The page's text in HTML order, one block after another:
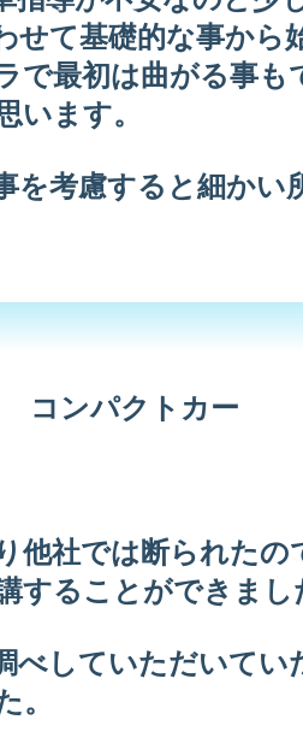
せて基礎的な事から
で最初は曲がる事
います。
を考慮すると細かい
コンパクトカー
他社では断られた
することができまし
べしていただいて
。